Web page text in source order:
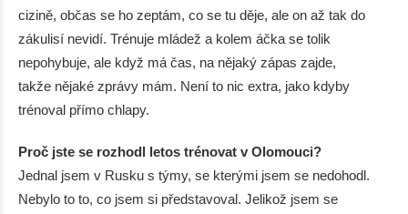
cizině, občas se ho zeptám, co se tu děje, ale on až tak do
zákulisí nevidí. Trénuje mládež a kolem áčka se tolik
nepohybuje, ale když má čas, na nějaký zápas zajde,
takže nějaké zprávy mám. Není to nic extra, jako kdyby
trénoval přímo chlapy.
Proč jste se rozhodl letos trénovat v Olomouci?
Jednal jsem v Rusku s týmy, se kterými jsem se nedohodl.
Nebylo to to, co jsem si představoval. Jelikož jsem se